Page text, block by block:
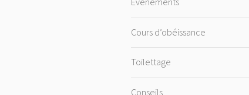
Cours d’obéissance
Toilettage
Conseils